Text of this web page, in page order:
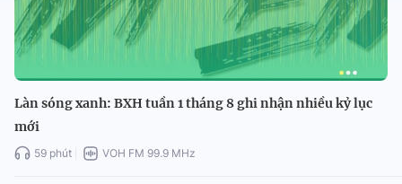
Làn sóng xanh: BXH tuần 1 tháng 8 ghi nhận nhiều kỷ lục
mới
59 phút VOH FM 99.9 MHz